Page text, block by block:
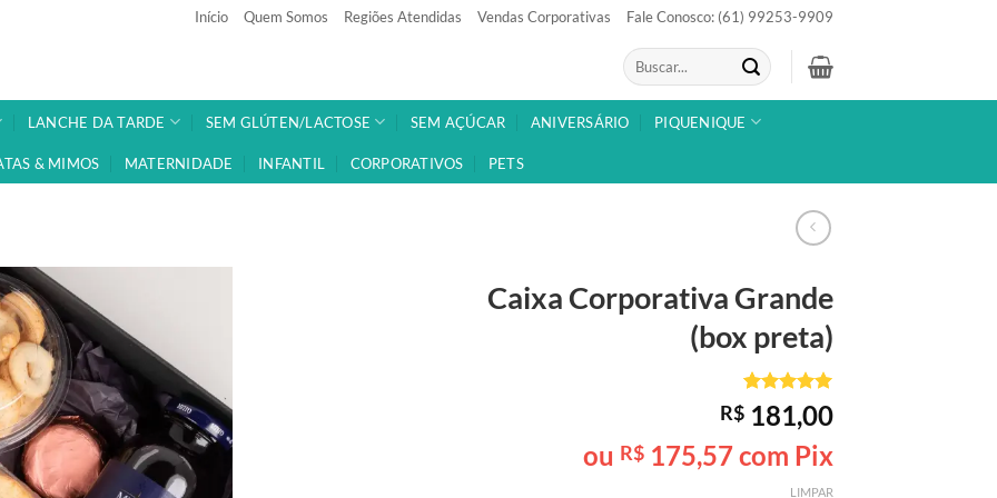
Início Quem Somos Regiões Atendidas Vendas Corporativas Fale Conosco: (61) 99253-9909
Pesquisar
por:
LANCHE DA TARDE SEM GLÚTEN/LACTOSE SEM AÇÚCAR ANIVERSÁRIO PIQUENIQUE
& MIMOS MATERNIDADE INFANTIL CORPORATIVOS PETS
Caixa CorporativaGrande
(box preta)
Avaliado
como5de
5, com
baseado em
1
R$ 181,00
ou R$ 175,57com Pix
LIMPAR